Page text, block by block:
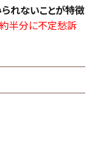
られないことが特徴
半分に不定愁訴